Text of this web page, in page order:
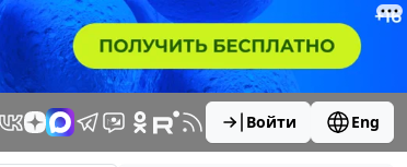
Войти Eng